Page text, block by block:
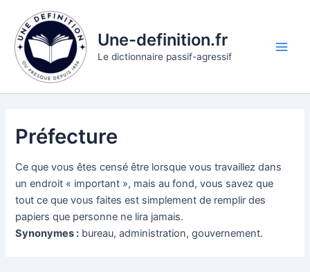
contenu
Une-definition.fr
Le dictionnaire passif-agressif
Préfecture
Ce que vous êtes censé être lorsque vous travaillez dans
un endroit « important », mais au fond, vous savez que
tout ce que vous faites est simplement de remplir des
papiers que personne ne lira jamais.
Synonymes : bureau, administration, gouvernement.